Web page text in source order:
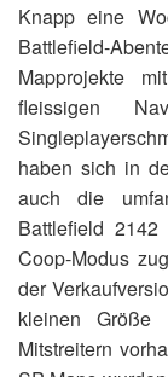
Knapp eine
Battlefield-
Mapprojekte
fleissigen
haben sich in
auch die
Battlefield
Coop-Modus
der
kleinen
Mitstreitern